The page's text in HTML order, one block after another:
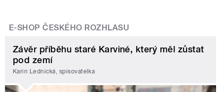
E-SHOP ČESKÉHO ROZHLASU
Závěr příběhu staré Karviné, který měl zůstat
pod zemí
Karin Lednická, spisovatelka